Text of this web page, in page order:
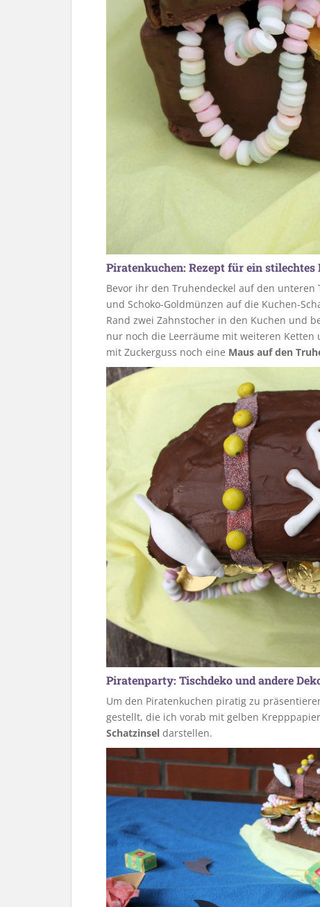
Piratenkuchen: Rezept für ein
Bevor ihr den Truhendeckel auf den unteren
und Schoko-Goldmünzen auf die Kuchen-
Rand zwei Zahnstocher in den Kuchen und
nur noch die Leerräume mit weiteren
mit Zuckerguss noch eine Maus auf den
Piratenparty: Tischdeko und andere
Um den Piratenkuchen piratig zu
gestellt, die ich vorab mit gelben
Schatzinsel darstellen.